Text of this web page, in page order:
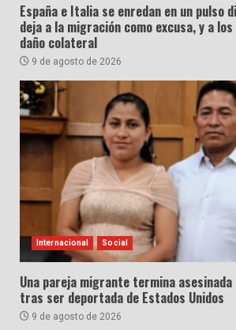
España e Italia se enredan en un pulso
deja a la migración como excusa, y a
daño colateral
9 de agosto de 2026
Internacional Social
Una pareja migrante termina asesinada
tras ser deportada de Estados Unidos
9 de agosto de 2026